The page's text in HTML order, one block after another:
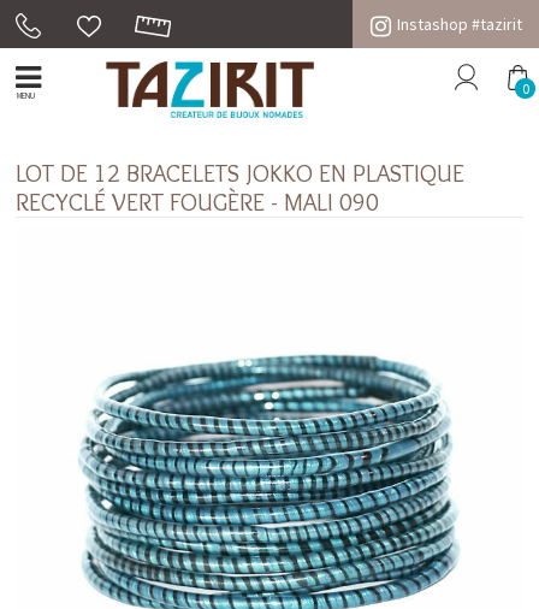
Instashop #tazirit
MENU 0
LOT DE 12 BRACELETS JOKKO EN PLASTIQUE
RECYCLÉ VERT FOUGÈRE - MALI 090